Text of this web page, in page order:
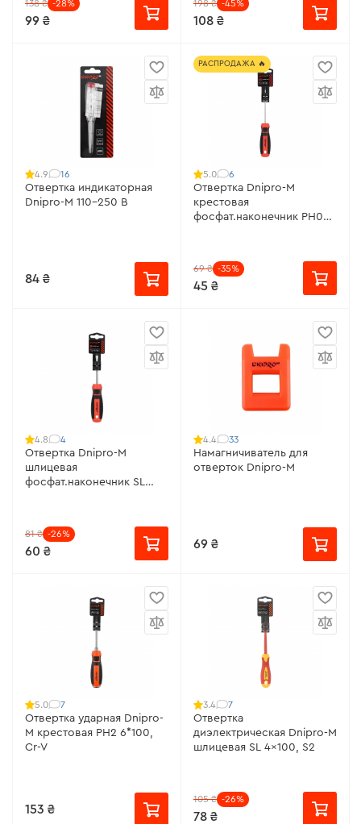
138 ₴ -28%
99 ₴
198 ₴ -45%
108 ₴
4.9 16
Отвертка индикаторная
Dnipro-M 110-250 В
84 ₴
РАСПРОДАЖА 🔥
5.0 6
Отвертка Dnipro-M
крестовая
фосфат.наконечник РН0
69 ₴ -35%
45 ₴
4.8 4
Отвертка Dnipro-M
шлицевая
фосфат.наконечник SL
81 ₴ -26%
60 ₴
4.4 33
Намагничиватель для
отверток Dnipro-M
69 ₴
5.0 7
Отвертка ударная Dnipro-
M крестовая PH2 6*100,
Cr-V
153 ₴
3.4 7
Отвертка
диэлектрическая Dnipro-M
шлицевая SL 4x100, S2
105 ₴ -26%
78 ₴